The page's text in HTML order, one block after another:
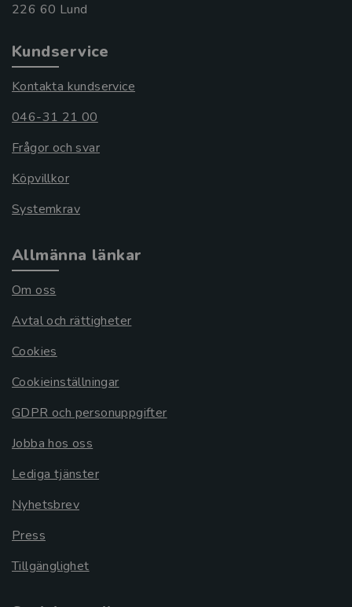
Kundservice
Kontakta kundservice
046-31 21 00
Frågor och svar
Köpvillkor
Systemkrav
Allmänna länkar
Om oss
Avtal och rättigheter
Cookies
Cookieinställningar
GDPR och personuppgifter
Jobba hos oss
Lediga tjänster
Nyhetsbrev
Press
Tillgänglighet